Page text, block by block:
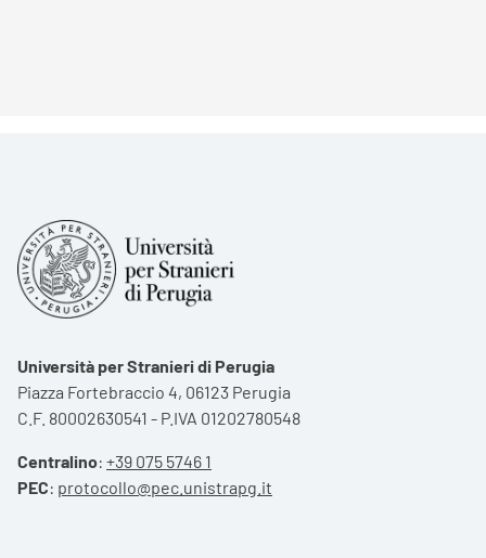
Università per Stranieri di Perugia
Piazza Fortebraccio 4, 06123 Perugia
C.F. 80002630541 - P.IVA 01202780548
Centralino: +39 075 5746 1
PEC: protocollo@pec.unistrapg.it